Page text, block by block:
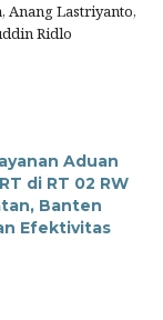
Anang Lastriyanto,
Ridlo
Aduan
di RT 02 RW
Banten
Efektivitas